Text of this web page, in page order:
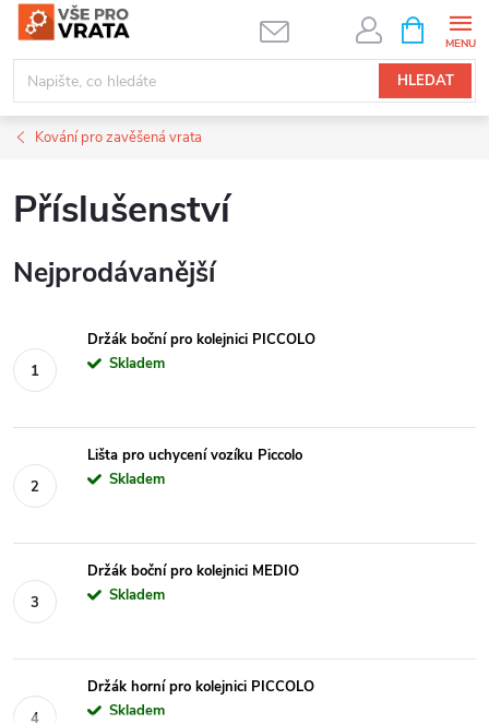
Přejít
obsah
HLEDAT
NÁKUPNÍ
KOŠÍK
Kování pro zavěšená vrata
Příslušenství
Nejprodávanější
Držák boční pro kolejnici PICCOLO
Skladem
Lišta pro uchycení vozíku Piccolo
Skladem
Držák boční pro kolejnici MEDIO
Skladem
Držák horní pro kolejnici PICCOLO
Skladem